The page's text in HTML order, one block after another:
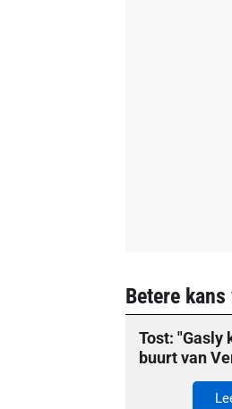
Betere kans
Tost: "Gasly
buurt van